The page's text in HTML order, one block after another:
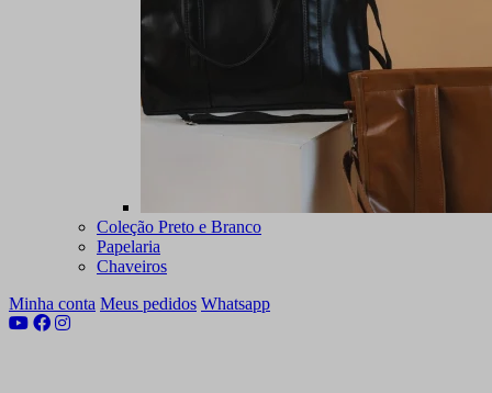
Coleção Preto e Branco
Papelaria
Chaveiros
Minha conta Meus pedidos Whatsapp